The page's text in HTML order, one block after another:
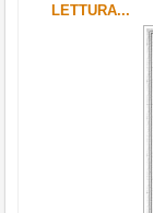
LETTURA...